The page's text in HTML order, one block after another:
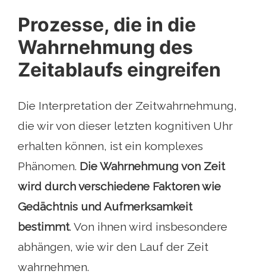
Prozesse, die in die
Wahrnehmung des
Zeitablaufs eingreifen
Die Interpretation der Zeitwahrnehmung,
die wir von dieser letzten kognitiven Uhr
erhalten können, ist ein komplexes
Phänomen. Die Wahrnehmung von Zeit
wird durch verschiedene Faktoren wie
Gedächtnis und Aufmerksamkeit
bestimmt. Von ihnen wird insbesondere
abhängen, wie wir den Lauf der Zeit
wahrnehmen.